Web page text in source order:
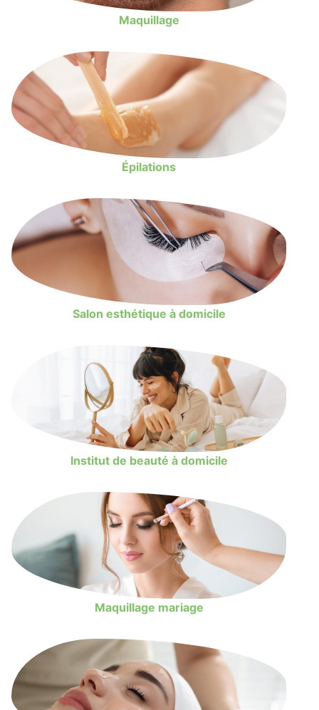
Maquillage
Épilations
Salon esthétique à domicile
Institut de beauté à domicile
Maquillage mariage